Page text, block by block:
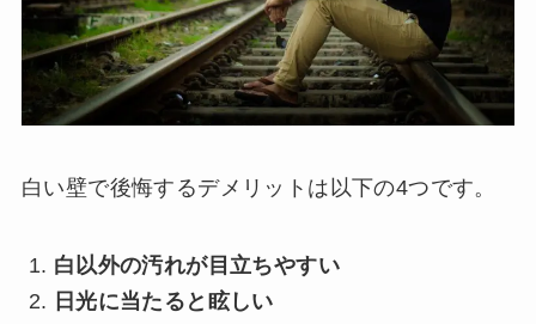
白い壁で後悔するデメリットは以下の4つです。
白以外の汚れが目立ちやすい
日光に当たると眩しい